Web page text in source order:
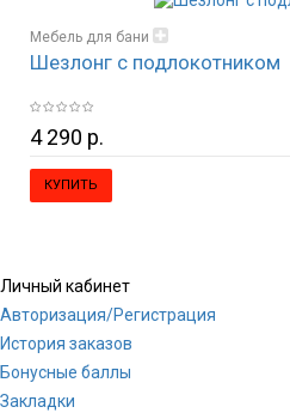
Мебель для бани
Стулья, кресла, табуретки
Шезлонг с подлокотником
4 290 р.
КУПИТЬ
Личный кабинет
Авторизация/Регистрация
История заказов
Бонусные баллы
Закладки